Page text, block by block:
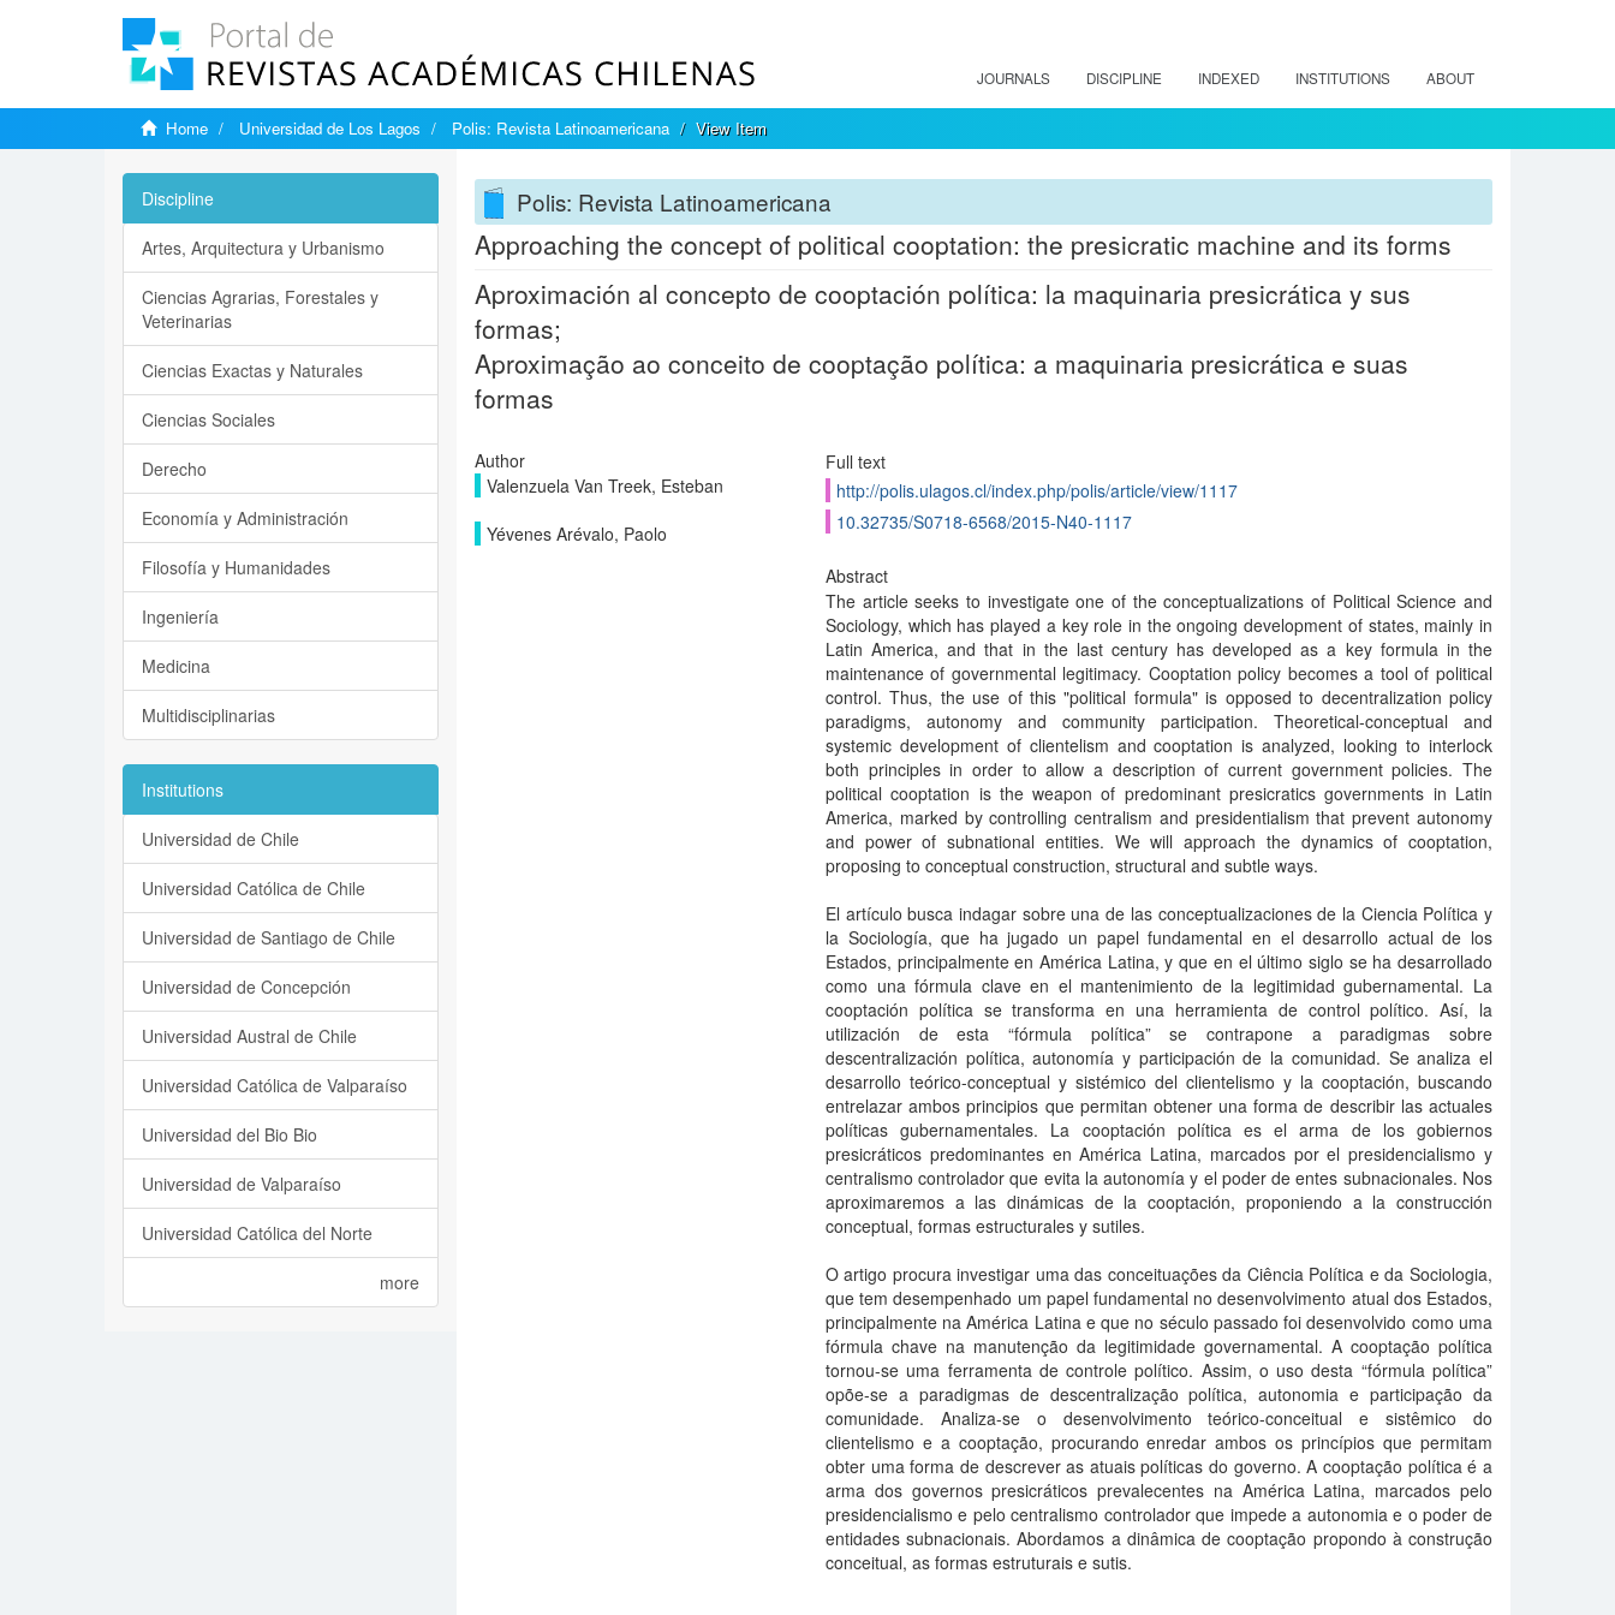
JOURNALS DISCIPLINE INDEXED INSTITUTIONS ABOUT
Home Universidad de Los Lagos Polis: Revista Latinoamericana View Item
Polis: Revista Latinoamericana
Approaching the concept of political cooptation: the presicratic machine and its forms
Aproximación al concepto de cooptación política: la maquinaria presicrática y sus
formas;
Aproximação ao conceito de cooptação política: a maquinaria presicrática e suas
formas
Author
Valenzuela Van Treek, Esteban
Yévenes Arévalo, Paolo
Full text
http://polis.ulagos.cl/index.php/polis/article/view/1117
10.32735/S0718-6568/2015-N40-1117
Abstract
The article seeks to investigate one of the conceptualizations of Political Science and
Sociology, which has played a key role in the ongoing development of states, mainly in
Latin America, and that in the last century has developed as a key formula in the
maintenance of governmental legitimacy. Cooptation policy becomes a tool of political
control. Thus, the use of this "political formula" is opposed to decentralization policy
paradigms, autonomy and community participation. Theoretical-conceptual and
systemic development of clientelism and cooptation is analyzed, looking to interlock
both principles in order to allow a description of current government policies. The
political cooptation is the weapon of predominant presicratics governments in Latin
America, marked by controlling centralism and presidentialism that prevent autonomy
and power of subnational entities. We will approach the dynamics of cooptation,
proposing to conceptual construction, structural and subtle ways.
El artículo busca indagar sobre una de las conceptualizaciones de la Ciencia Política y
la Sociología, que ha jugado un papel fundamental en el desarrollo actual de los
Estados, principalmente en América Latina, y que en el último siglo se ha desarrollado
como una fórmula clave en el mantenimiento de la legitimidad gubernamental. La
cooptación política se transforma en una herramienta de control político. Así, la
utilización de esta “fórmula política” se contrapone a paradigmas sobre
descentralización política, autonomía y participación de la comunidad. Se analiza el
desarrollo teórico-conceptual y sistémico del clientelismo y la cooptación, buscando
entrelazar ambos principios que permitan obtener una forma de describir las actuales
políticas gubernamentales. La cooptación política es el arma de los gobiernos
presicráticos predominantes en América Latina, marcados por el presidencialismo y
centralismo controlador que evita la autonomía y el poder de entes subnacionales. Nos
aproximaremos a las dinámicas de la cooptación, proponiendo a la construcción
conceptual, formas estructurales y sutiles.
O artigo procura investigar uma das conceituações da Ciência Política e da Sociologia,
que tem desempenhado um papel fundamental no desenvolvimento atual dos Estados,
principalmente na América Latina e que no século passado foi desenvolvido como uma
fórmula chave na manutenção da legitimidade governamental. A cooptação política
tornou-se uma ferramenta de controle político. Assim, o uso desta “fórmula política”
opõe-se a paradigmas de descentralização política, autonomia e participação da
comunidade. Analiza-se o desenvolvimento teórico-conceitual e sistêmico do
clientelismo e a cooptação, procurando enredar ambos os princípios que permitam
obter uma forma de descrever as atuais políticas do governo. A cooptação política é a
arma dos governos presicráticos prevalecentes na América Latina, marcados pelo
presidencialismo e pelo centralismo controlador que impede a autonomia e o poder de
entidades subnacionais. Abordamos a dinâmica de cooptação propondo à construção
conceitual, as formas estruturais e sutis.
Discipline
Artes, Arquitectura y Urbanismo
Ciencias Agrarias, Forestales y
Veterinarias
Ciencias Exactas y Naturales
Ciencias Sociales
Derecho
Economía y Administración
Filosofía y Humanidades
Ingeniería
Medicina
Multidisciplinarias
Institutions
Universidad de Chile
Universidad Católica de Chile
Universidad de Santiago de Chile
Universidad de Concepción
Universidad Austral de Chile
Universidad Católica de Valparaíso
Universidad del Bio Bio
Universidad de Valparaíso
Universidad Católica del Norte
more